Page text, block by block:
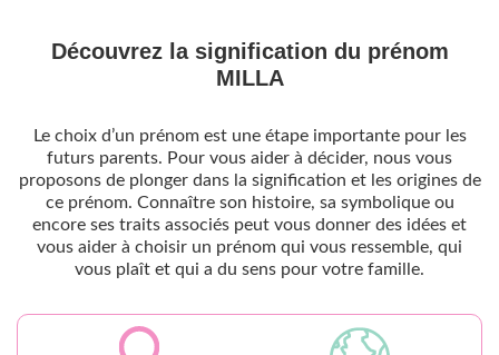
Découvrez la signification du prénom
MILLA
Le choix d’un prénom est une étape importante pour les
futurs parents. Pour vous aider à décider, nous vous
proposons de plonger dans la signification et les origines de
ce prénom. Connaître son histoire, sa symbolique ou
encore ses traits associés peut vous donner des idées et
vous aider à choisir un prénom qui vous ressemble, qui
vous plaît et qui a du sens pour votre famille.